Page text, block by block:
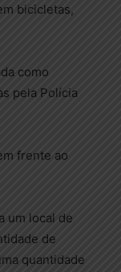
bicicletas,
como
pela Polícia
frente ao
um local de
de
quantidade